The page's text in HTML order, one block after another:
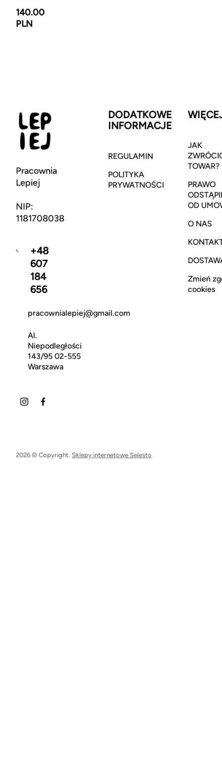
140.00
PLN
Pracownia
Lepiej
NIP:
1181708038
+48
607
184
656
pracownialepiej@gmail.com
Al.
Niepodległości
143/95 02-555
Warszawa
DODATKOWE
INFORMACJE
REGULAMIN
POLITYKA
PRYWATNOŚCI
JAK
TOWAR?
PRAWO
OD
O NAS
Zmień
cookies
2026 © Copyright. Sklepy internetowe Selesto